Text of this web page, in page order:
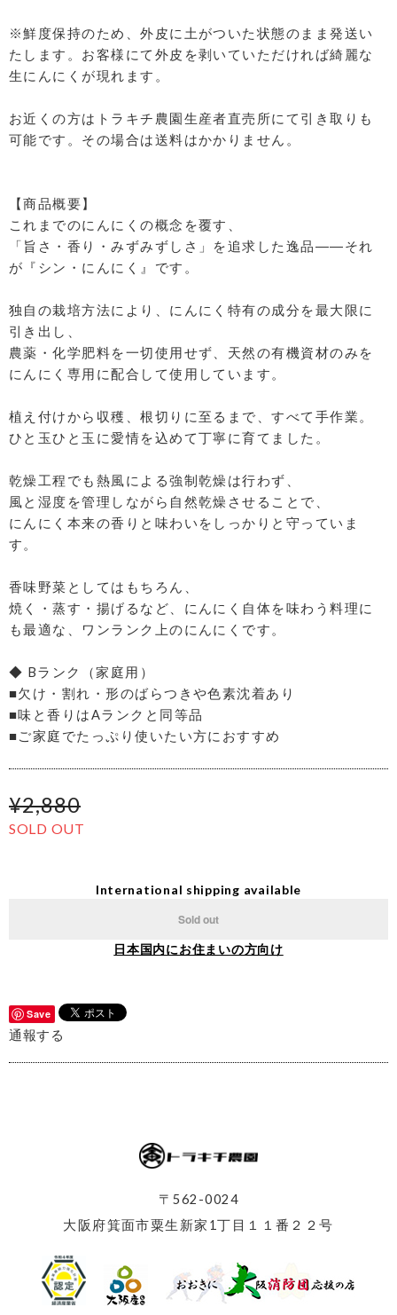
※鮮度保持のため、外皮に土がついた状態のまま発送い
たします。お客様にて外皮を剥いていただければ綺麗な
生にんにくが現れます。
お近くの方はトラキチ農園生産者直売所にて引き取りも
可能です。その場合は送料はかかりません。
【商品概要】
これまでのにんにくの概念を覆す、
「旨さ・香り・みずみずしさ」を追求した逸品――それ
が『シン・にんにく』です。
独自の栽培方法により、にんにく特有の成分を最大限に
引き出し、
農薬・化学肥料を一切使用せず、天然の有機資材のみを
にんにく専用に配合して使用しています。
植え付けから収穫、根切りに至るまで、すべて手作業。
ひと玉ひと玉に愛情を込めて丁寧に育てました。
乾燥工程でも熱風による強制乾燥は行わず、
風と湿度を管理しながら自然乾燥させることで、
にんにく本来の香りと味わいをしっかりと守っていま
す。
香味野菜としてはもちろん、
焼く・蒸す・揚げるなど、にんにく自体を味わう料理に
も最適な、ワンランク上のにんにくです。
◆ Bランク（家庭用）
■欠け・割れ・形のばらつきや色素沈着あり
■味と香りはAランクと同等品
■ご家庭でたっぷり使いたい方におすすめ
¥2,880
SOLD OUT
International shipping available
Sold out
日本国内にお住まいの方向け
Save
通報する
〒562-0024
大阪府箕面市粟生新家1丁目１１番２２号